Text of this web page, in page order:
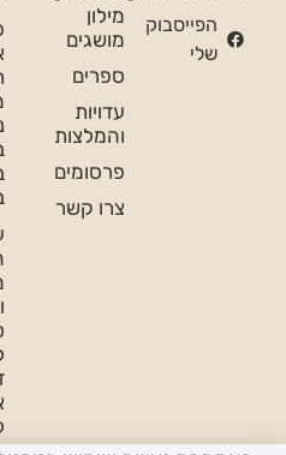
הפייסבוק
שלי
מילון
מושגים
ספרים
עדויות
והמלצות
פרסומים
צרו קשר